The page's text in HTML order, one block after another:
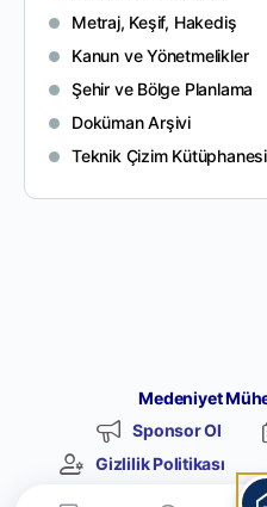
Metraj, Keşif, Hakediş
Kanun ve Yönetmelikler
Şehir ve Bölge Planlama
Doküman Arşivi
Teknik Çizim Kütüphanesi
Medeniyet
Sponsor Ol
Gizlilik Politikası